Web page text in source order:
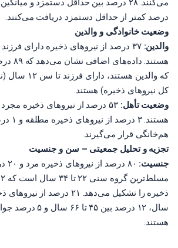
درصد کمتر از حداقل دستمزد دریافت می‌کنند.
وضعیت خانوادگی و والدین
والدین:
هستند.
کل نیروهای ذخیره) هستند.
وضعیت تأهل:
هستند.
هم‌خانگی قرار می‌گیرند.
تجزیه و تحلیل جمعیتی – سن و جنسیت
جنسیت:
هستند.